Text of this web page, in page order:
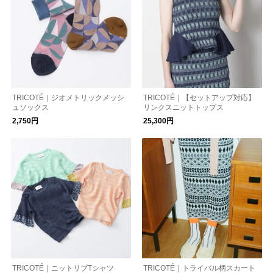
TRICOTÉ｜ジオメトリックメッシ
ュソックス
2,750円
TRICOTÉ｜【セットアップ対応】
リンクスニットトップス
25,300円
TRICOTÉ｜ニットリブTシャツ
TRICOTÉ｜トライバル柄スカート